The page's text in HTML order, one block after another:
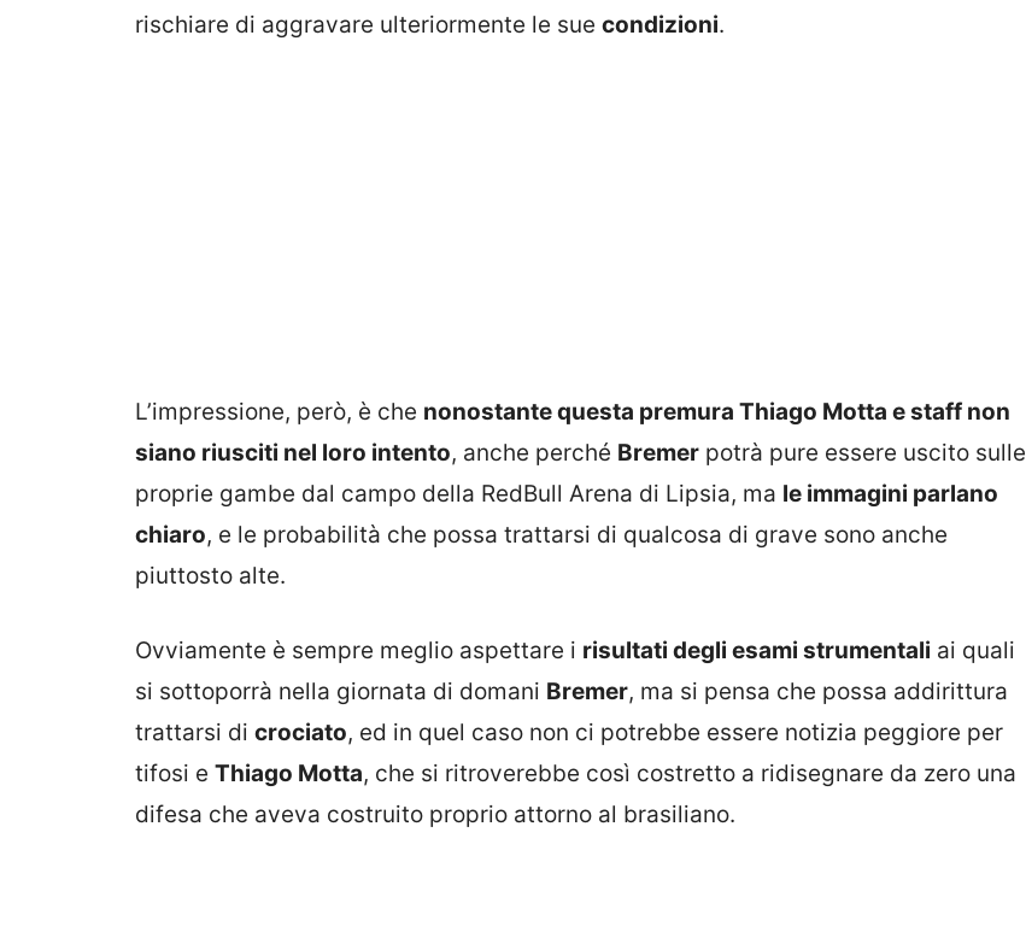
rischiare di aggravare ulteriormente le sue condizioni.
L’impressione, però, è che nonostante questa premura Thiago Motta e staff non
siano riusciti nel loro intento, anche perché Bremer potrà pure essere uscito sulle
proprie gambe dal campo della RedBull Arena di Lipsia, ma le immagini parlano
chiaro, e le probabilità che possa trattarsi di qualcosa di grave sono anche
piuttosto alte.
Ovviamente è sempre meglio aspettare i risultati degli esami strumentali ai quali
si sottoporrà nella giornata di domani Bremer, ma si pensa che possa addirittura
trattarsi di crociato, ed in quel caso non ci potrebbe essere notizia peggiore per
tifosi e Thiago Motta, che si ritroverebbe così costretto a ridisegnare da zero una
difesa che aveva costruito proprio attorno al brasiliano.